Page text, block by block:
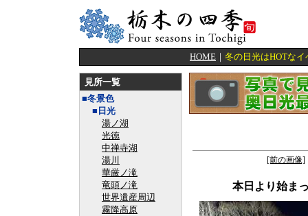
HOME ｜ 冬の日光はHOTな
見所一覧
■冬景色
■日光
湯ノ湖
光徳
中禅寺湖
湯川
華厳ノ滝
竜頭ノ滝
世界遺産周辺
霧降高原
[前の画像]
本日より始ま